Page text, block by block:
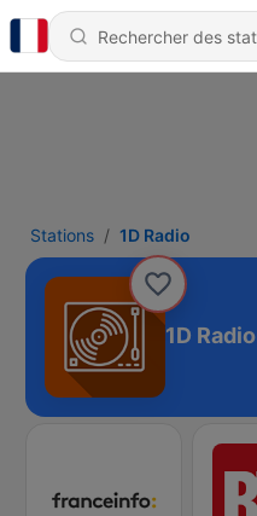
Stations 1D Radio
1D Radio